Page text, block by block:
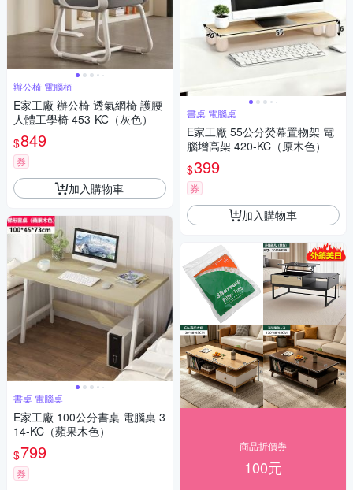
辦公椅 電腦椅
E家工廠 辦公椅 透氣網椅 護腰
人體工學椅 453-KC（灰色）
$849
券
加入購物車
書桌 電腦桌
E家工廠 100公分書桌 電腦桌 3
14-KC（蘋果木色）
$799
券
書桌 電腦桌
E家工廠 55公分熒幕置物架 電
腦增高架 420-KC（原木色）
$399
券
加入購物車
商品折價券
100元